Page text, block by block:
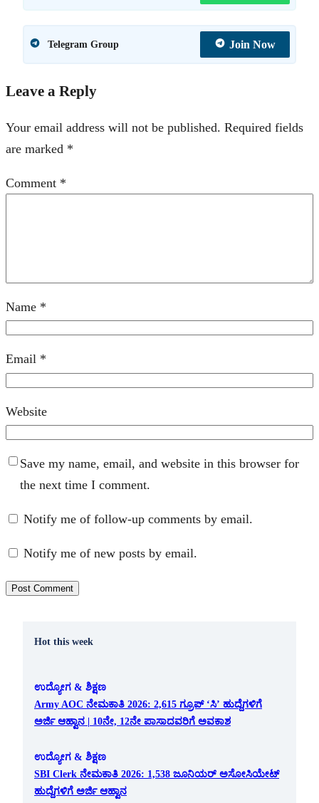
Telegram Group Join Now
Leave a Reply
Your email address will not be published. Required fields
are marked *
Comment *
Name *
Email *
Website
Save my name, email, and website in this browser for
the next time I comment.
Notify me of follow-up comments by email.
Notify me of new posts by email.
Hot this week
ಉದ್ಯೋಗ & ಶಿಕ್ಷಣ
Army AOC ನೇಮಕಾತಿ 2026: 2,615 ಗ್ರೂಪ್ ‘ಸಿ’ ಹುದ್ದೆಗಳಿಗೆ
ಅರ್ಜಿ ಆಹ್ವಾನ | 10ನೇ, 12ನೇ ಪಾಸಾದವರಿಗೆ ಅವಕಾಶ
ಉದ್ಯೋಗ & ಶಿಕ್ಷಣ
SBI Clerk ನೇಮಕಾತಿ 2026: 1,538 ಜೂನಿಯರ್ ಅಸೋಸಿಯೇಟ್
ಹುದ್ದೆಗಳಿಗೆ ಅರ್ಜಿ ಆಹ್ವಾನ